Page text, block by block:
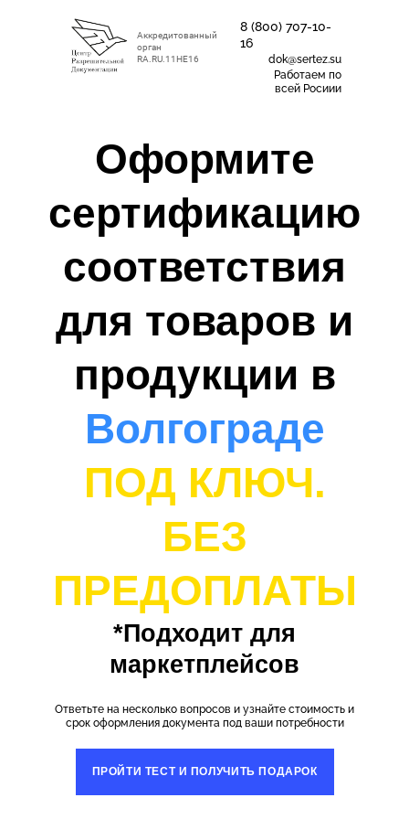
Аккредитованный
орган
RA.RU.11НЕ16
8 (800) 707-10-
16
dok@sertez.su
Работаем по
всей Росиии
Оформите
сертификацию
соответствия
для товаров и
продукции в
Волгограде
ПОД КЛЮЧ.
БЕЗ
ПРЕДОПЛАТЫ
*Подходит для
маркетплейсов
Ответьте на несколько вопросов и узнайте стоимость и
срок оформления документа под ваши потребности
ПРОЙТИ ТЕСТ И ПОЛУЧИТЬ ПОДАРОК